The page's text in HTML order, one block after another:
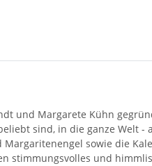
und Margarete Kühn
sind, in die ganze Welt
sowie die
stimmungsvolles und